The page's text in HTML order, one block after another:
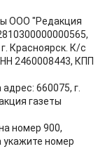
ООО "Редакция
Красноярск. К/с
2460008443, КПП
660075, г.
газеты
номер 900,
укажите номер